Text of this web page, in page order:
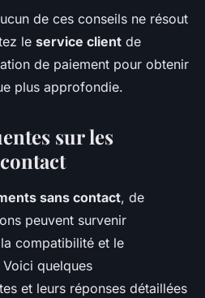
de ces conseils ne résout
le service client de
de paiement pour obtenir
plus approfondie.
sur les
sans contact, de
peuvent survenir
compatibilité et le
quelques
et leurs réponses détaillées